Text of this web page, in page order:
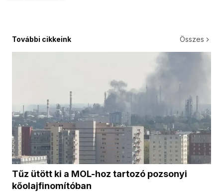
További cikkeink Összes
Tűz ütött ki a MOL-hoz tartozó pozsonyi
kőolajfinomítóban